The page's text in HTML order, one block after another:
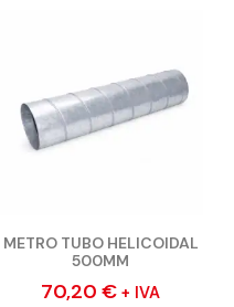
METRO TUBO HELICOIDAL
500MM
70,20 € + IVA